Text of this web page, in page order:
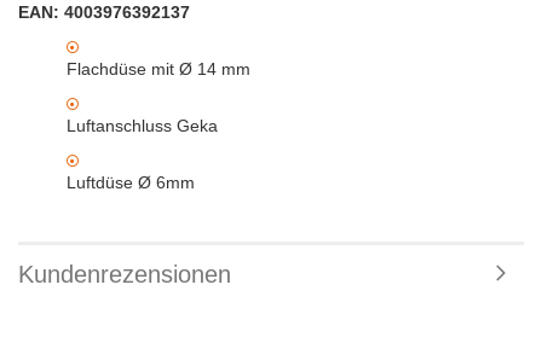
EAN: 4003976392137
Flachdüse mit Ø 14 mm
Luftanschluss Geka
Luftdüse Ø 6mm
Kundenrezensionen